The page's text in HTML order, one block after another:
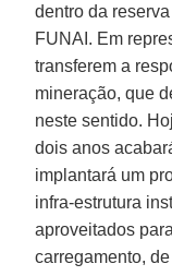
dentro da
FUNAI. Em
transferem a
mineração, que
neste sentido.
dois anos
implantará um
infra-estrutura
aproveitados
carregamento,